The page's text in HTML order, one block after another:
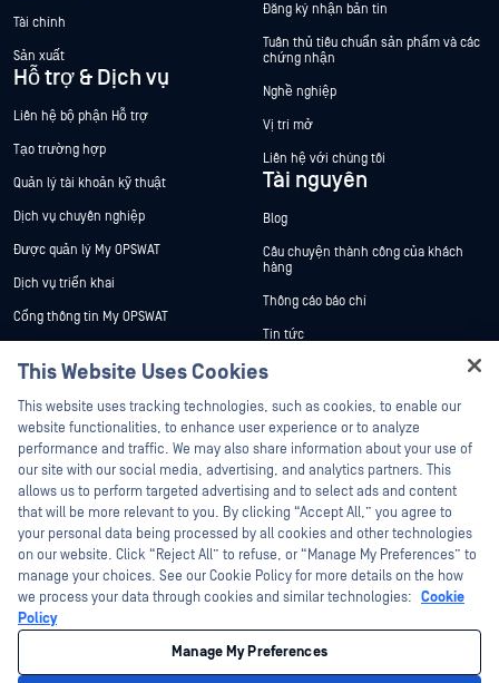
Tài chính
Sản xuất
Hỗ trợ & Dịch vụ
Liên hệ bộ phận Hỗ trợ
Tạo trường hợp
Quản lý tài khoản kỹ thuật
Dịch vụ chuyên nghiệp
Được quản lý My OPSWAT
Dịch vụ triển khai
Cổng thông tin My OPSWAT
Đào tạo
Chương trình Xử lý Lỗ hổng Bảo mật
Đối tác
Chứng nhận
Đối tác công nghệ
Chương trình đối tác kênh phân phối
Đăng ký nhận bản tin
Tuân thủ tiêu chuẩn sản phẩm và các
chứng nhận
Nghề nghiệp
Vị trí mở
Liên hệ với chúng tôi
Tài nguyên
Blog
Câu chuyện thành công của khách
hàng
Thông cáo báo chí
Tin tức
Sự kiện
Hội thảo trên trực tuyến
Datasheets
White Papers
Công cụ miễn phí
©2026 OPSWAT Công ty TNHH. Mọi quyền được bảo lưu. OPSWAT , MetaDefender
Metascan, MetaAccess , cái OPSWAT Logo, Không tin tưởng bất kỳ tệp tin nào.
Không tin tưởng bất kỳ thiết bị nào. OPSWAT Academy Bảo vệ thế giới cơ sở hạ
tầng trọng yếu Deep CDR™ Technology, InQuest, Logo InQuest, DFI, RetroHunt, Deep
File Inspection và Join the Hunt là các nhãn hiệu thương mại của OPSWAT Các
nhãn hiệu của bên thứ ba là tài sản của chủ sở hữu tương ứng.
This Website Uses Cookies
This website uses tracking technologies, such as cookies, to enable our
website functionalities, to enhance user experience or to analyze
performance and traffic. We may also share information about your use of
our site with our social media, advertising, and analytics partners. This
allows us to perform targeted advertising and to select ads and content
that will be more relevant to you. By clicking “Accept All,” you agree to
your personal data being processed by all cookies and other technologies
on our website. Click “Reject All” to refuse, or “Manage My Preferences” to
manage your choices. See our Cookie Policy for more details on the how
we process your data through cookies and similar technologies: Cookie
Policy
Manage My Preferences
Hey there!
I'm Ozzy, your OPSWAT virtual assistant.
How can I help you secure what's critical
today?